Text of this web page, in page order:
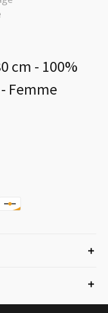
cm - 100%
Femme